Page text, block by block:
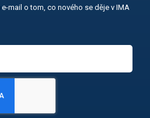
mail o tom, co nového se děje v IMA